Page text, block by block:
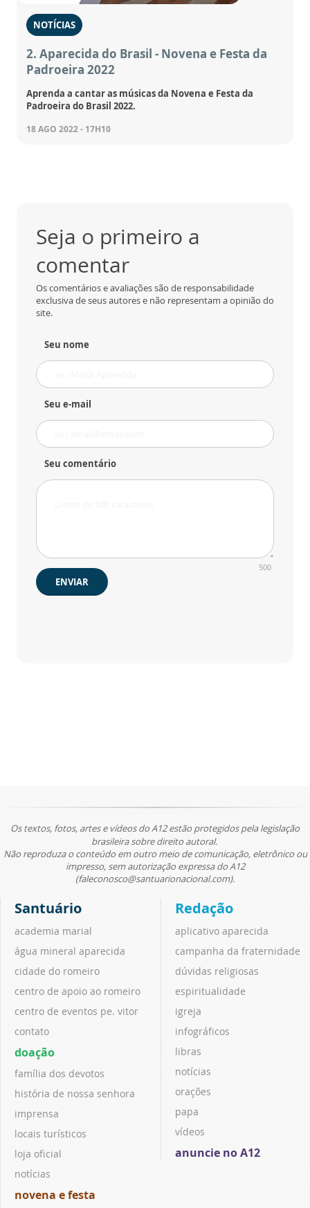
NOTÍCIAS
2. Aparecida do Brasil - Novena e Festa da
Padroeira 2022
Aprenda a cantar as músicas da Novena e Festa da
Padroeira do Brasil 2022.
18 AGO 2022 - 17H10
Seja o primeiro a
comentar
Os comentários e avaliações são de responsabilidade
exclusiva de seus autores e não representam a opinião do
site.
Seu nome
Seu e-mail
Seu comentário
500
ENVIAR
Os textos, fotos, artes e vídeos do A12 estão protegidos pela legislação
brasileira sobre direito autoral.
Não reproduza o conteúdo em outro meio de comunicação, eletrônico ou
impresso, sem autorização expressa do A12
(faleconosco@santuarionacional.com).
Santuário
academia marial
água mineral aparecida
cidade do romeiro
centro de apoio ao romeiro
centro de eventos pe. vitor
contato
doação
família dos devotos
história de nossa senhora
imprensa
locais turísticos
loja oficial
notícias
novena e festa
Redação
aplicativo aparecida
campanha da fraternidade
dúvidas religiosas
espiritualidade
igreja
infográficos
libras
notícias
orações
papa
vídeos
anuncie no A12